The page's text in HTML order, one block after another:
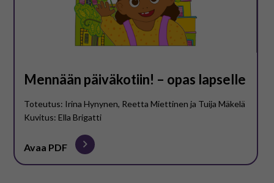
Mennään päiväkotiin! – opas lapselle
Toteutus: Irina Hynynen, Reetta Miettinen ja Tuija Mäkelä
Kuvitus: Ella Brigatti
Avaa PDF